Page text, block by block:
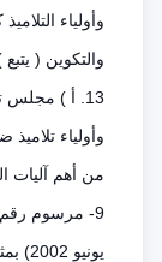
وأولياء
والتكوين ( يتبع
13. أ )
وأولياء
من أهم آليات